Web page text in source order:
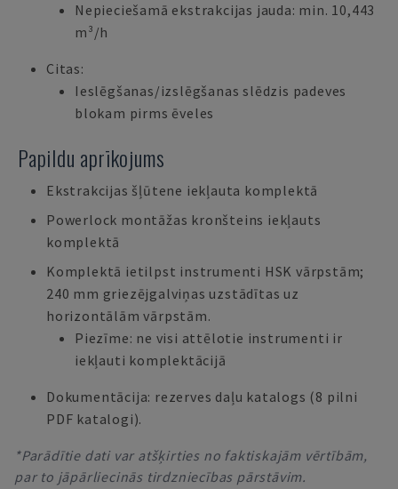
Nepieciešamā ekstrakcijas jauda: min. 10,443
m³/h
Citas:
Ieslēgšanas/izslēgšanas slēdzis padeves
blokam pirms ēveles
Papildu aprīkojums
Ekstrakcijas šļūtene iekļauta komplektā
Powerlock montāžas kronšteins iekļauts
komplektā
Komplektā ietilpst instrumenti HSK vārpstām;
240 mm griezējgalviņas uzstādītas uz
horizontālām vārpstām.
Piezīme: ne visi attēlotie instrumenti ir
iekļauti komplektācijā
Dokumentācija: rezerves daļu katalogs (8 pilni
PDF katalogi).
*Parādītie dati var atšķirties no faktiskajām vērtībām,
par to jāpārliecinās tirdzniecības pārstāvim.